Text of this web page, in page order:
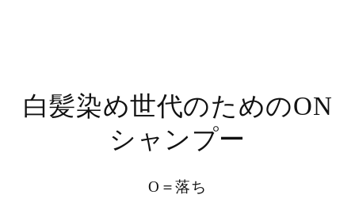
白髪染め世代のためのON
シャンプー
O＝落ち